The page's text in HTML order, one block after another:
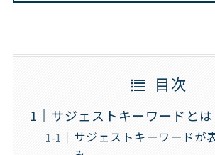
目次
サジェストキーワードとは
サジェストキーワードが